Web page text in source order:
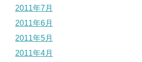
2011年7月
2011年6月
2011年5月
2011年4月